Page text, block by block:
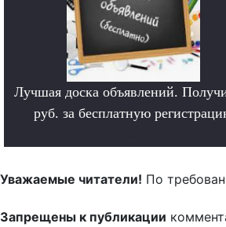
Лучшая доска объявлений.
руб. за бесплатную
Уважаемые читатели! По
Запрещены к публикации